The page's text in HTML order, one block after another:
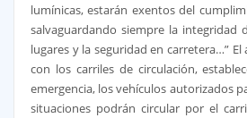
lumínicas, estarán exentos del
salvaguardando siempre la integridad
lugares y la seguridad en carretera…”
con los carriles de circulación,
emergencia, los vehículos autorizados
situaciones podrán circular por el